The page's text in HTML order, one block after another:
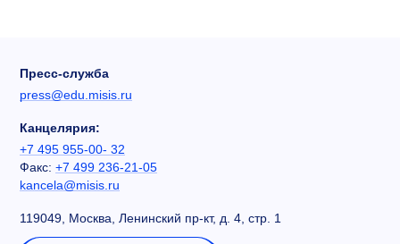
Пресс-служба
press@edu.misis.ru
Канцелярия:
+7 495 955-00- 32
Факс: +7 499 236-21-05
kancela@misis.ru
119049, Москва, Ленинский пр-кт, д. 4, стр. 1